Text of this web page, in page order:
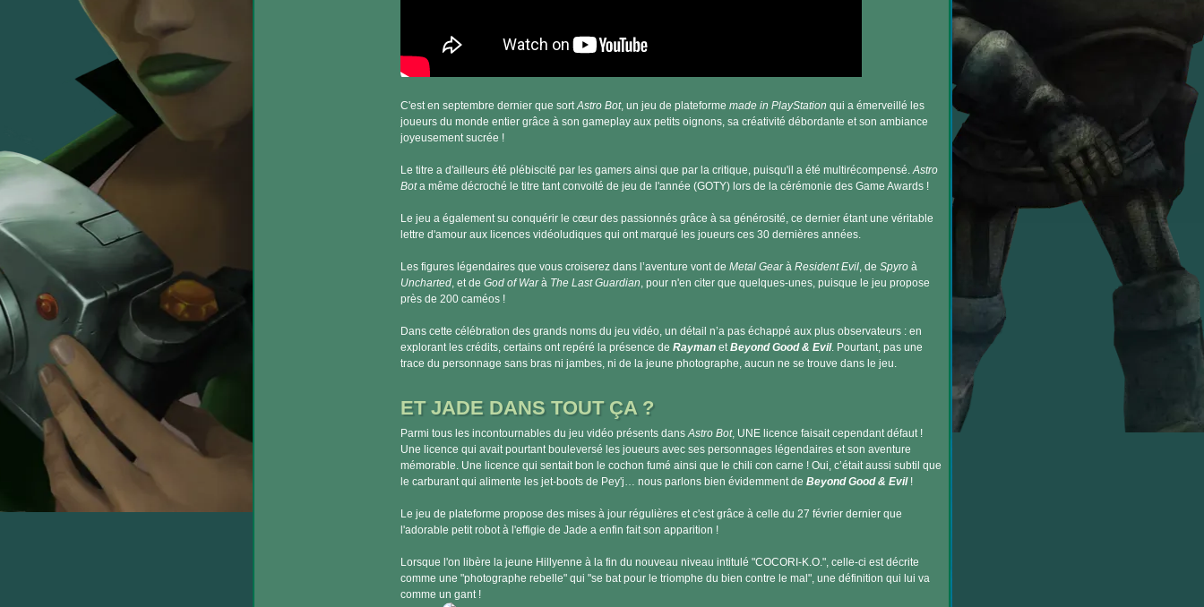
C'est en septembre dernier que sortAstro Bot, un jeu de plateforme made in PlayStation qui a émerveillé les
joueurs du monde entier grâce à son gameplay aux petits oignons, sa créativité débordante et son ambiance
joyeusement sucrée !
Le titre a d'ailleurs été plébiscité par les gamers ainsi que par la critique, puisqu'il a été multirécompensé.Astro
Bota même décroché le titre tant convoité de jeu de l'année (GOTY) lors de la cérémonie des Game Awards !
Le jeu a également su conquérir le cœur des passionnés grâce à sa générosité, ce dernier étant une véritable
lettre d'amour aux licences vidéoludiques qui ont marqué les joueurs ces 30 dernières années.
Les figures légendaires que vous croiserez dans l’aventure vont de Metal Gearà Resident Evil, de Spyroà
Uncharted, et de God of Warà The Last Guardian, pour n'en citer que quelques-unes, puisque le jeu propose
près de 200 caméos !
Dans cette célébration des grands noms du jeu vidéo, un détail n’a pas échappé aux plus observateurs : en
explorant les crédits, certains ont repéré la présence de RaymanetBeyond Good & Evil. Pourtant, pas une
trace du personnage sans bras ni jambes, ni de la jeune photographe, aucun ne se trouve dans le jeu.
ET JADE DANS TOUT ÇA ?
Parmi tous les incontournables du jeu vidéo présents dansAstro Bot, UNE licence faisait cependant défaut !
Une licence qui avait pourtant bouleversé les joueurs avec ses personnages légendaires et son aventure
mémorable. Une licence qui sentait bon le cochon fumé ainsi que le chili con carne ! Oui, c’était aussi subtil que
le carburant qui alimente les jet-boots de Pey'j… nous parlons bien évidemment de Beyond Good & Evil!
Le jeu de plateforme propose des mises à jour régulières et c'est grâce à celle du 27 février dernier que
l'adorable petit robot à l'effigie de Jade a enfin fait son apparition !
Lorsque l'on libère la jeune Hillyenne à la fin du nouveau niveau intitulé "COCORI-K.O.", celle-ci est décrite
comme une "photographe rebelle" qui "se bat pour le triomphe du bien contre le mal", une définition qui lui va
comme un gant !